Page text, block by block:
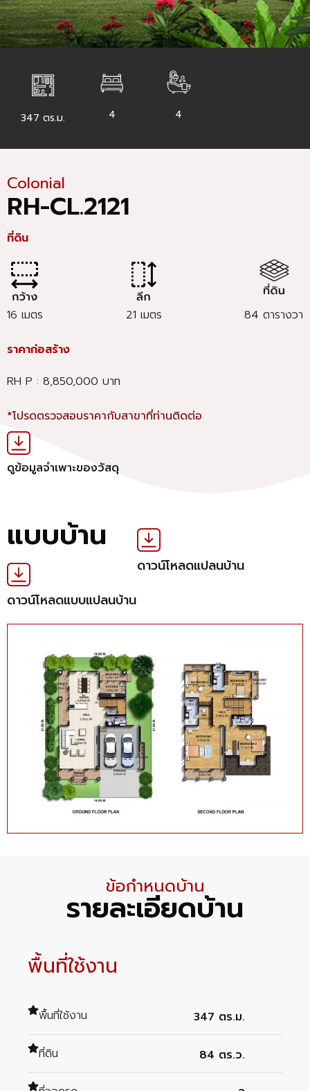
347 ตร.ม. 4 4
Colonial
RH-CL.2121
ที่ดิน
16 เมตร 21 เมตร 84 ตารางวา
ราคาก่อสร้าง
RH P : 8,850,000 บาท
*โปรดตรวจสอบราคากับสาขาที่ท่านติดต่อ
ดูข้อมูลจำเพาะของวัสดุ
แบบบ้าน
ดาวน์โหลดแปลนบ้าน
ดาวน์โหลดแบบแปลนบ้าน
ข้อกำหนดบ้าน
รายละเอียดบ้าน
พื้นที่ใช้งาน
พื้นที่ใช้งาน 347 ตร.ม.
ที่ดิน 84 ตร.ว.